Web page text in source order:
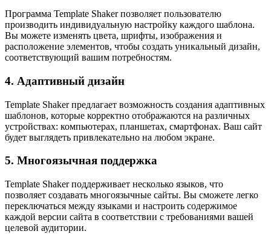
Программа Template Shaker позволяет пользователю
производить индивидуальную настройку каждого шаблона.
Вы можете изменять цвета, шрифты, изображения и
расположение элементов, чтобы создать уникальный дизайн,
соответствующий вашим потребностям.
4. Адаптивный дизайн
Template Shaker предлагает возможность создания адаптивных
шаблонов, которые корректно отображаются на различных
устройствах: компьютерах, планшетах, смартфонах. Ваш сайт
будет выглядеть привлекательно на любом экране.
5. Многоязычная поддержка
Template Shaker поддерживает несколько языков, что
позволяет создавать многоязычные сайты. Вы сможете легко
переключаться между языками и настроить содержимое
каждой версии сайта в соответствии с требованиями вашей
целевой аудитории.